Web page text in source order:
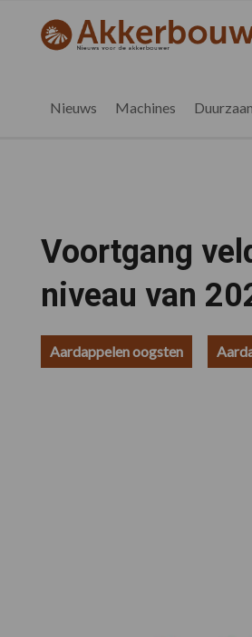
hoofdnavigatie
eerste
voettekst
akkerbouwbedrijf.nl
Nieuws Machines
Voortgang
niveau van
Aardappelen oogsten